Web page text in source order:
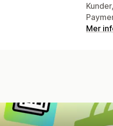
Mer